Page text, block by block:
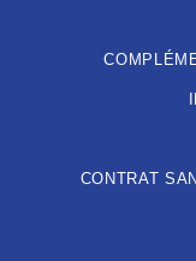
CONTRAT